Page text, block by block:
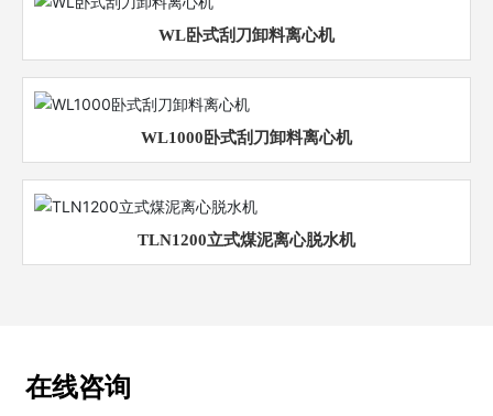
WL卧式刮刀卸料离心机
WL1000卧式刮刀卸料离心机
TLN1200立式煤泥离心脱水机
在线咨询